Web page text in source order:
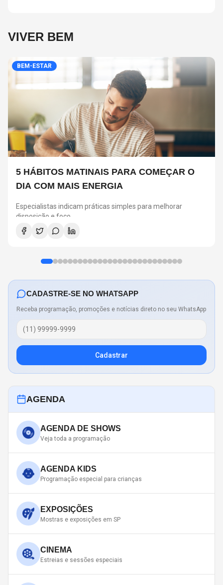
VIVER BEM
BEM-ESTAR
5 HÁBITOS MATINAIS PARA COMEÇAR O
DIA COM MAIS ENERGIA
Especialistas indicam práticas simples para melhorar
disposição e foco
CADASTRE-SE NO WHATSAPP
Receba programação, promoções e notícias direto no seu WhatsApp
Cadastrar
AGENDA
AGENDA DE SHOWS
Veja toda a programação
AGENDA KIDS
Programação especial para crianças
EXPOSIÇÕES
Mostras e exposições em SP
CINEMA
Estreias e sessões especiais